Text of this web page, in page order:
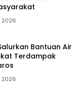
2026
Bantuan Air
Terdampak
2026